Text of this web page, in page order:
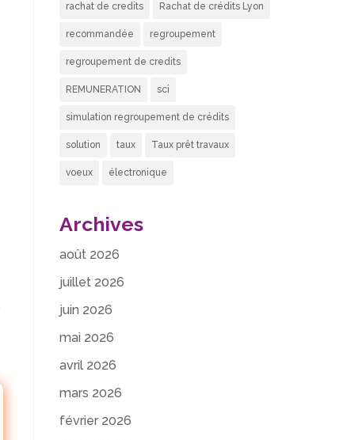
rachat de credits Rachat de crédits Lyon
recommandée regroupement
regroupement de credits
REMUNERATION sci
simulation regroupement de crédits
solution taux Taux prêt travaux
voeux électronique
Archives
août 2026
juillet 2026
juin 2026
mai 2026
avril 2026
mars 2026
février 2026